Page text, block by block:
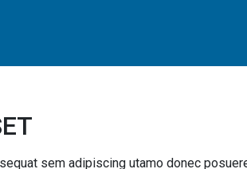
sem adipiscing utamo donec